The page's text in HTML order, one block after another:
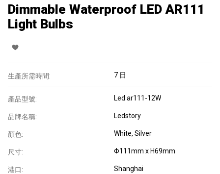
Dimmable Waterproof LED AR111
Light Bulbs
生產所需時間: 7 日
產品型號: Led ar111-12W
品牌名稱: Ledstory
顏色: White, Silver
尺寸: Φ111mm x H69mm
港口: Shanghai